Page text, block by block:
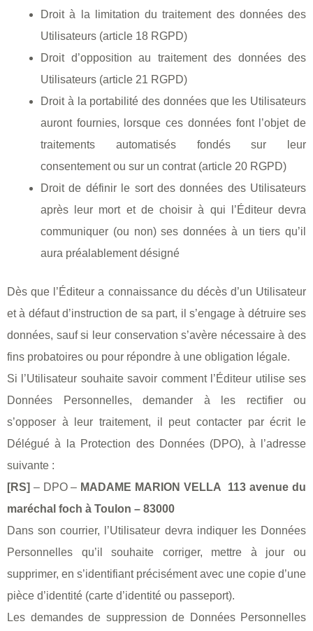
Droit à la limitation du traitement des données des
Utilisateurs (article 18 RGPD)
Droit d’opposition au traitement des données des
Utilisateurs (article 21 RGPD)
Droit à la portabilité des données que les Utilisateurs
auront fournies, lorsque ces données font l’objet de
traitements automatisés fondés sur leur
consentement ou sur un contrat (article 20 RGPD)
Droit de définir le sort des données des Utilisateurs
après leur mort et de choisir à qui l’Éditeur devra
communiquer (ou non) ses données à un tiers qu’il
aura préalablement désigné
Dès que l’Éditeur a connaissance du décès d’un Utilisateur
et à défaut d’instruction de sa part, il s’engage à détruire ses
données, sauf si leur conservation s’avère nécessaire à des
fins probatoires ou pour répondre à une obligation légale.
Si l’Utilisateur souhaite savoir comment l’Éditeur utilise ses
Données Personnelles, demander à les rectifier ou
s’opposer à leur traitement, il peut contacter par écrit le
Délégué à la Protection des Données (DPO), à l’adresse
suivante :
[RS] – DPO – MADAME MARION VELLA
113 avenue du
maréchal foch à Toulon – 83000
Dans son courrier, l’Utilisateur devra indiquer les Données
Personnelles qu’il souhaite corriger, mettre à jour ou
supprimer, en s’identifiant précisément avec une copie d’une
pièce d’identité (carte d’identité ou passeport).
Les demandes de suppression de Données Personnelles